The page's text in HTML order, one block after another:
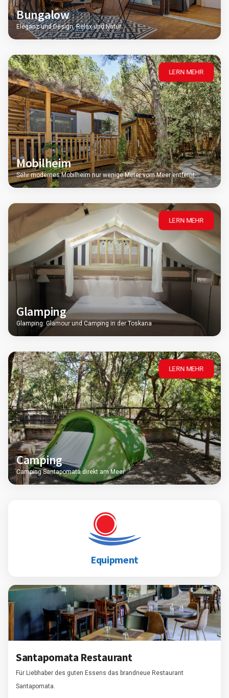
Bungalow
Eleganz und Design, Relax und Natur
LERN MEHR
Mobilheim
Sehr modernes Mobilheim nur wenige Meter vom Meer entfernt
LERN MEHR
Glamping
Glamping: Glamour und Camping in der Toskana
LERN MEHR
Camping
Camping Santapomata direkt am Meer
Equipment
Santapomata Restaurant
Für Liebhaber des guten Essens das brandneue Restaurant
Santapomata.